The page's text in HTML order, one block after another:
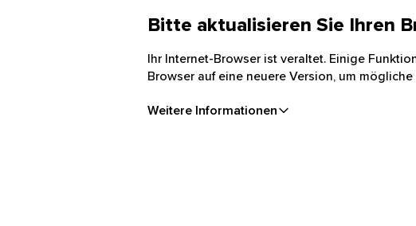
Bitte aktualisieren Sie Ihren
Ihr Internet-Browser ist veraltet. Einige
Browser auf eine neuere Version, um
Weitere Informationen